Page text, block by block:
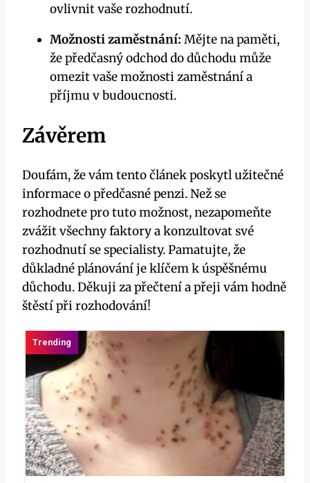
ovlivnit vaše rozhodnutí.
Možnosti zaměstnání: Mějte na paměti,
že předčasný odchod do důchodu může
omezit vaše možnosti zaměstnání a
příjmu v budoucnosti.
Závěrem
Doufám, že vám tento článek poskytl užitečné
informace o předčasné penzi. Než se
rozhodnete pro tuto možnost, nezapomeňte
zvážit všechny faktory a konzultovat své
rozhodnutí se specialisty. Pamatujte, že
důkladné plánování je klíčem k úspěšnému
důchodu. Děkuji za přečtení a přeji vám hodně
štěstí při rozhodování!